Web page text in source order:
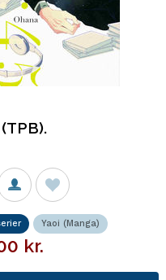
Yaoi (Manga)
kr.